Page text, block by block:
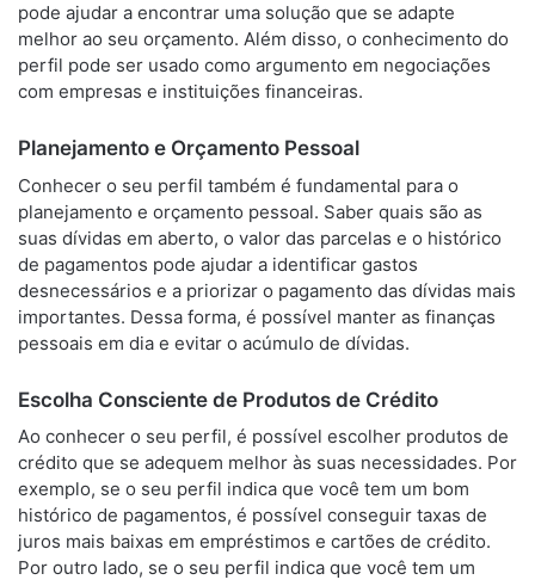
pode ajudar a encontrar uma solução que se adapte
melhor ao seu orçamento. Além disso, o conhecimento do
perfil pode ser usado como argumento em negociações
com empresas e instituições financeiras.
Planejamento e Orçamento Pessoal
Conhecer o seu perfil também é fundamental para o
planejamento e orçamento pessoal. Saber quais são as
suas dívidas em aberto, o valor das parcelas e o histórico
de pagamentos pode ajudar a identificar gastos
desnecessários e a priorizar o pagamento das dívidas mais
importantes. Dessa forma, é possível manter as finanças
pessoais em dia e evitar o acúmulo de dívidas.
Escolha Consciente de Produtos de Crédito
Ao conhecer o seu perfil, é possível escolher produtos de
crédito que se adequem melhor às suas necessidades. Por
exemplo, se o seu perfil indica que você tem um bom
histórico de pagamentos, é possível conseguir taxas de
juros mais baixas em empréstimos e cartões de crédito.
Por outro lado, se o seu perfil indica que você tem um